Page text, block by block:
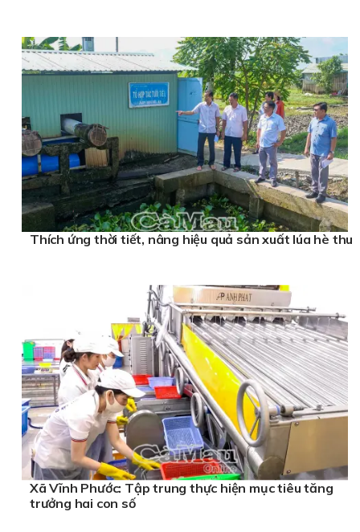
Thích ứng thời tiết, nâng hiệu quả sản xuất lúa hè thu
Xã Vĩnh Phước: Tập trung thực hiện mục tiêu tăng
trưởng hai con số